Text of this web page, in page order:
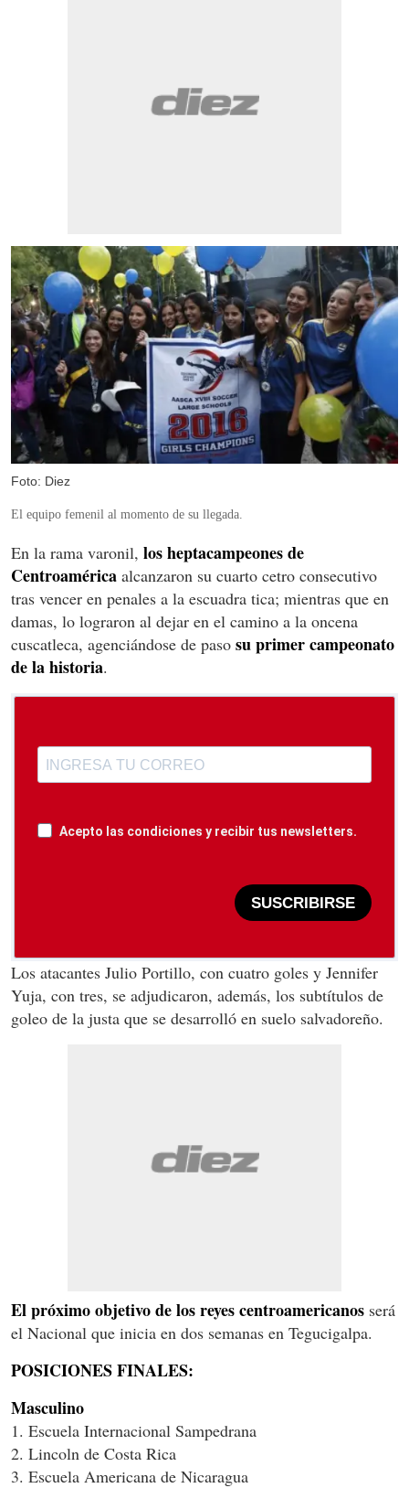
Foto: Diez
El equipo femenil al momento de su llegada.
En la rama varonil, los heptacampeones de
Centroamérica alcanzaron su cuarto cetro consecutivo
tras vencer en penales a la escuadra tica; mientras que en
damas, lo lograron al dejar en el camino a la oncena
cuscatleca, agenciándose de paso su primer campeonato
de la historia.
Acepto las condiciones y recibir tus newsletters.
SUSCRIBIRSE
Los atacantes Julio Portillo, con cuatro goles y Jennifer
Yuja, con tres, se adjudicaron, además, los subtítulos de
goleo de la justa que se desarrolló en suelo salvadoreño.
El próximo objetivo de los reyes centroamericanos será
el Nacional que inicia en dos semanas en Tegucigalpa.
POSICIONES FINALES:
Masculino
1. Escuela Internacional Sampedrana
2. Lincoln de Costa Rica
3. Escuela Americana de Nicaragua